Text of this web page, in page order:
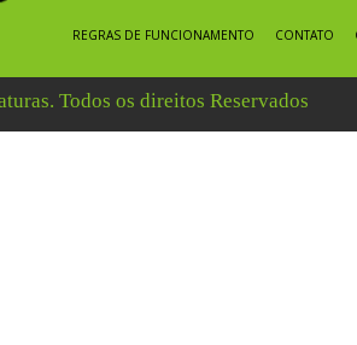
REGRAS DE FUNCIONAMENTO CONTATO
Todos os direitos Reservados